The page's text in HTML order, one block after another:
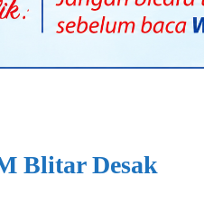
Blitar Desak